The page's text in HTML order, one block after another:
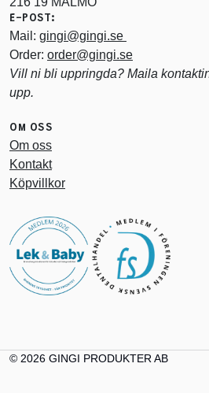
E-POST:
Mail: gingi@gingi.se
Order: order@gingi.se
Vill ni bli uppringda? Maila
upp.
OM OSS
Om oss
Kontakt
Köpvillkor
© 2026 GINGI PRODUKTER AB